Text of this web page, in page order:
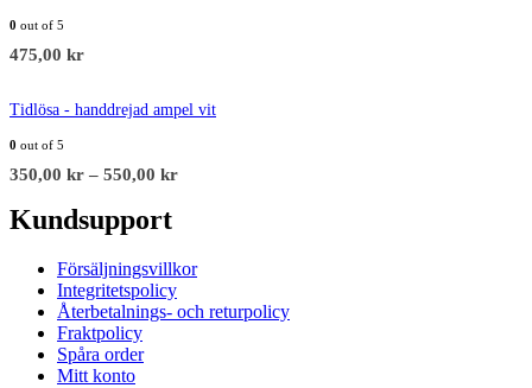
0 out of 5
475,00 kr
Tidlösa - handdrejad ampel vit
0 out of 5
350,00 kr – 550,00 kr
Kundsupport
Försäljningsvillkor
Integritetspolicy
Återbetalnings- och returpolicy
Fraktpolicy
Spåra order
Mitt konto